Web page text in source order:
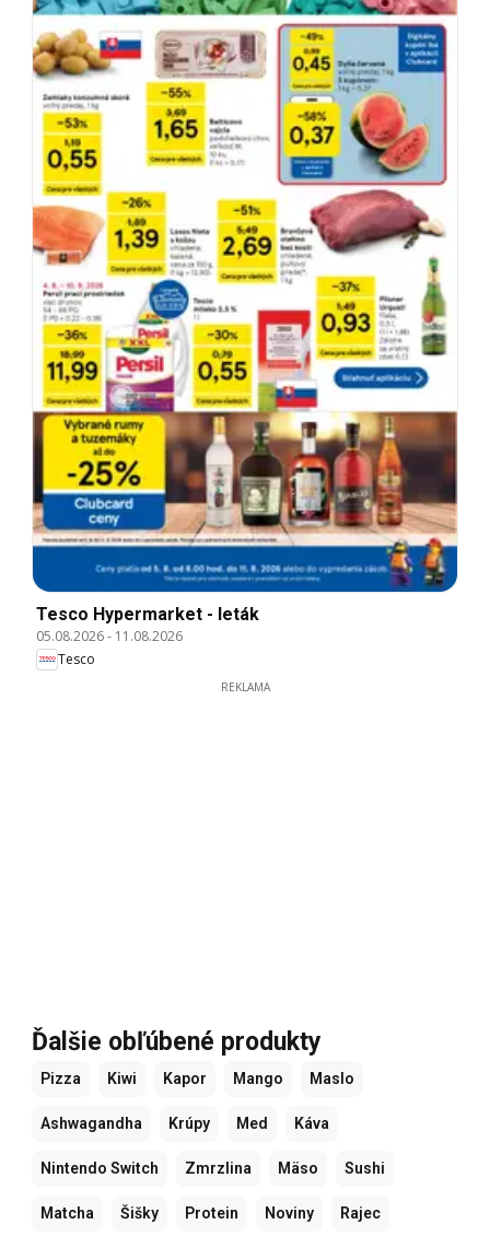
Tesco Hypermarket - leták
05.08.2026- 11.08.2026
Tesco
REKLAMA
Ďalšie obľúbené produkty
Pizza Kiwi Kapor Mango Maslo
Ashwagandha Krúpy Med Káva
Nintendo Switch Zmrzlina Mäso Sushi
Matcha Šišky Protein Noviny Rajec